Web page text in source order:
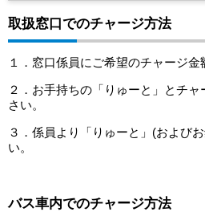
取扱窓口でのチャージ方法
１．窓口係員にご希望のチャージ金
２．お手持ちの「りゅーと」とチ
さい。
３．係員より「りゅーと」(および
い。
バス車内でのチャージ方法